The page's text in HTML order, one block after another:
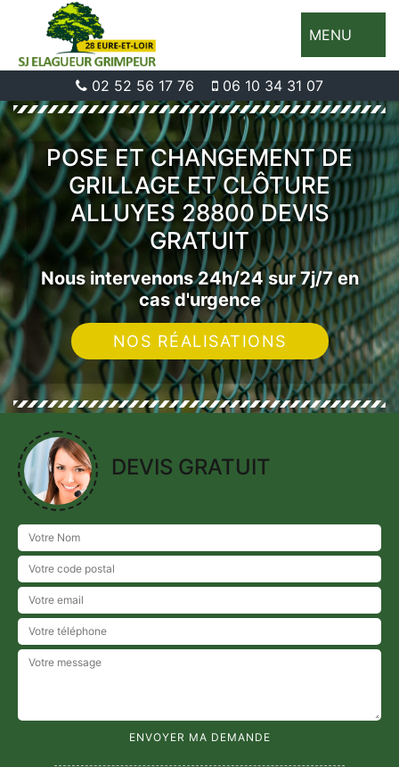
MENU
02 52 56 17 76 06 10 34 31 07
POSE ET CHANGEMENT DE
GRILLAGE ET CLÔTURE
ALLUYES 28800 DEVIS
GRATUIT
Nous intervenons 24h/24 sur 7j/7 en
cas d'urgence
NOS RÉALISATIONS
DEVIS GRATUIT